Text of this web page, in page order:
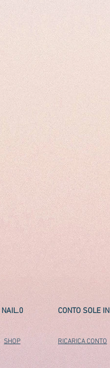
NAIL.0 CONTO SOLE IN
SHOP RICARICA CONTO